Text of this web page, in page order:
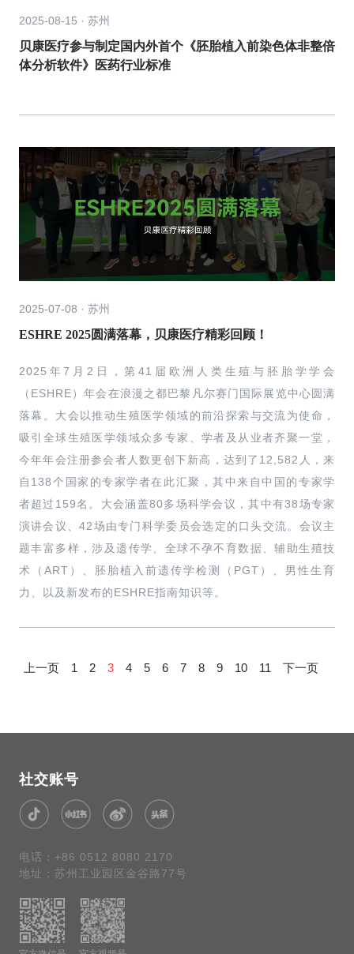
2025-08-15 · 苏州
贝康医疗参与制定国内外首个《胚胎植入前染色体非整倍
体分析软件》医药行业标准
2025-07-08 · 苏州
ESHRE 2025圆满落幕，贝康医疗精彩回顾！
2025年7月2日，第41届欧洲人类生殖与胚胎学学会
（ESHRE）年会在浪漫之都巴黎凡尔赛门国际展览中心圆满
落幕。大会以推动生殖医学领域的前沿探索与交流为使命，
吸引全球生殖医学领域众多专家、学者及从业者齐聚一堂，
今年年会注册参会者人数更创下新高，达到了12,582人，来
自138个国家的专家学者在此汇聚，其中来自中国的专家学
者超过159名。大会涵盖80多场科学会议，其中有38场专家
演讲会议、42场由专门科学委员会选定的口头交流。会议主
题丰富多样，涉及遗传学、全球不孕不育数据、辅助生殖技
术（ART）、胚胎植入前遗传学检测（PGT）、男性生育
力、以及新发布的ESHRE指南知识等。
上一页 1 2 3 4 5 6 7 8 9 10 11 下一页
社交账号
电话：+86 0512 8080 2170
地址：苏州工业园区金谷路77号